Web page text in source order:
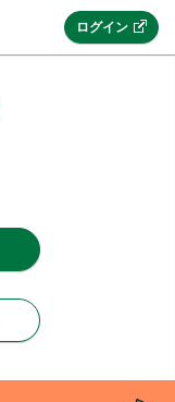
ログイン